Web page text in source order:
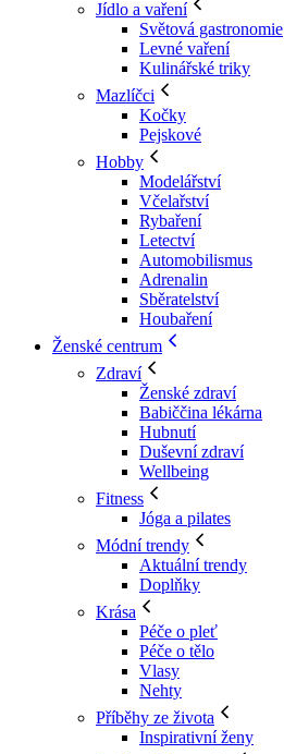
Jídlo a vaření
Světová gastronomie
Levné vaření
Kulinářské triky
Mazlíčci
Kočky
Pejskové
Hobby
Modelářství
Včelařství
Rybaření
Letectví
Automobilismus
Adrenalin
Sběratelství
Houbaření
Ženské centrum
Zdraví
Ženské zdraví
Babiččina lékárna
Hubnutí
Duševní zdraví
Wellbeing
Fitness
Jóga a pilates
Módní trendy
Aktuální trendy
Doplňky
Krása
Péče o pleť
Péče o tělo
Vlasy
Nehty
Příběhy ze života
Inspirativní ženy